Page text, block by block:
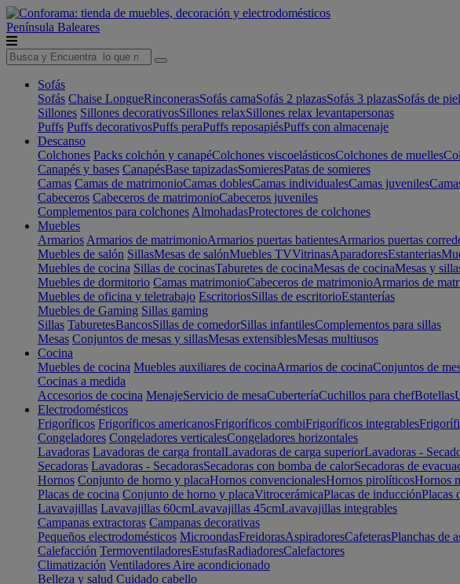
Península Baleares
Sofás
Sofás Chaise LongueRinconerasSofás camaSofás 2 plazasSofás 3 plazasSofás de piel
Sillones Sillones decorativosSillones relaxSillones relax levantapersonas
Puffs Puffs decorativosPuffs peraPuffs reposapiésPuffs con almacenaje
Descanso
Colchones Packs colchón y canapéColchones viscoelásticosColchones de muelles
Canapés y bases CanapésBase tapizadasSomieresPatas de somieres
Camas Camas de matrimonioCamas doblesCamas individualesCamas juveniles
Cabeceros Cabeceros de matrimonioCabeceros juveniles
Complementos para colchones AlmohadasProtectores de colchones
Muebles
Armarios Armarios de matrimonioArmarios puertas batientesArmarios puertas
Muebles de salón SillasMesas de salónMuebles TVVitrinasAparadoresEstanterias
Muebles de cocina Sillas de cocinasTaburetes de cocinaMesas de cocinaMesas y
Muebles de dormitorio Camas matrimonioCabeceros de matrimonioArmarios de
Muebles de oficina y teletrabajo EscritoriosSillas de escritorioEstanterías
Muebles de Gaming Sillas gaming
Sillas TaburetesBancosSillas de comedorSillas infantilesComplementos para sillas
Mesas Conjuntos de mesas y sillasMesas extensiblesMesas multiusos
Cocina
Muebles de cocina Muebles auxiliares de cocinaArmarios de cocinaConjuntos de
Cocinas a medida
Accesorios de cocina MenajeServicio de mesaCuberteríaCuchillos para chefBotellas
Electrodomésticos
Frigoríficos Frigoríficos americanosFrigoríficos combiFrigoríficos integrables
Congeladores Congeladores verticalesCongeladores horizontales
Lavadoras Lavadoras de carga frontalLavadoras de carga superiorLavadoras -
Secadoras Lavadoras - SecadorasSecadoras con bomba de calorSecadoras de
Hornos Conjunto de horno y placaHornos convencionalesHornos pirolíticosHornos
Placas de cocina Conjunto de horno y placaVitrocerámicaPlacas de inducciónPlacas
Lavavajillas Lavavajillas 60cmLavavajillas 45cmLavavajillas integrables
Campanas extractoras Campanas decorativas
Pequeños electrodomésticos MicroondasFreidorasAspiradoresCafeterasPlanchas de
Calefacción TermoventiladoresEstufasRadiadoresCalefactores
Climatización Ventiladores Aire acondicionado
Belleza y salud Cuidado cabello